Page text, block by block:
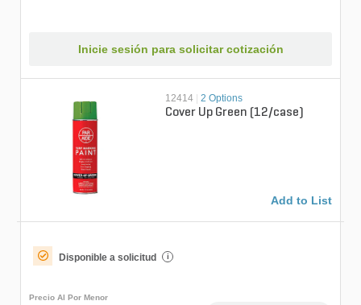
Inicie sesión para solicitar cotización
12414 | 2 Options
Cover Up Green (12/case)
Add to List
Disponible a solicitud i
Precio Al Por Menor